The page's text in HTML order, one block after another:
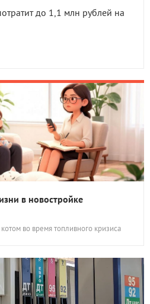
до 1,1 млн рублей на
в новостройке
во время топливного кризиса